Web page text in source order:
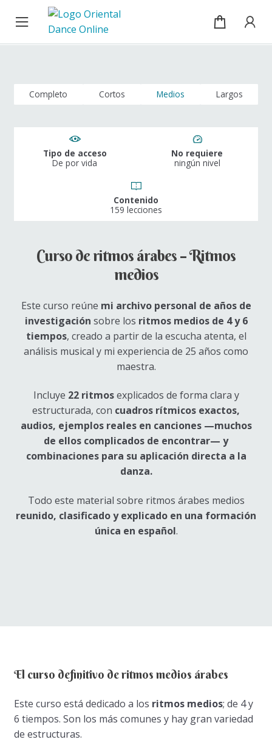
a
al
contenido
Blog
Sobre mí
Mi cuenta / Inicio de sesión
Completo Cortos Medios Largos
Tipo de acceso
De por vida
No requiere
ningún nivel
Contenido
159 lecciones
Curso de ritmos árabes – Ritmos
medios
Este curso reúne mi archivo personal de años de
investigación sobre los ritmos medios de 4 y 6
tiempos, creado a partir de la escucha atenta, el
análisis musical y mi experiencia de 25 años como
maestra.
Incluye 22 ritmosexplicados de forma clara y
estructurada, con cuadros rítmicos exactos,
audios, ejemplos reales en canciones —muchos
de ellos complicados de encontrar— y
combinaciones para su aplicación directa a la
danza.
Todo este material sobre ritmos árabes medios
reunido, clasificado y explicado en una formación
única en español.
El curso definitivo de ritmos medios árabes
Este curso está dedicado a los ritmos medios; de 4 y
6 tiempos. Son los más comunes y hay gran variedad
de estructuras.